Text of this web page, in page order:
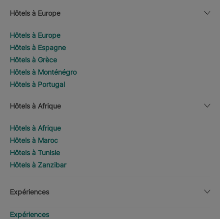
Hôtels à Europe
Hôtels à Europe
Hôtels à Espagne
Hôtels à Grèce
Hôtels à Monténégro
Hôtels à Portugal
Hôtels à Afrique
Hôtels à Afrique
Hôtels à Maroc
Hôtels à Tunisie
Hôtels à Zanzibar
Expériences
Expériences